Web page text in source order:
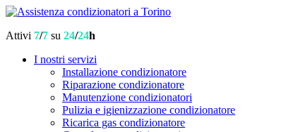
Attivi 7/7 su 24/24h
I nostri servizi
Installazione condizionatore
Riparazione condizionatore
Manutenzione condizionatori
Pulizia e igienizzazione condizionatore
Ricarica gas condizionatore